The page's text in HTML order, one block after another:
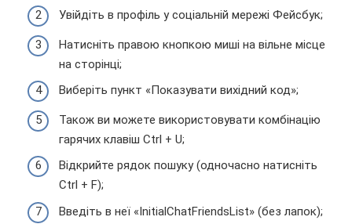
Увійдіть в профіль у соціальній мережі Фейсбук;
Натисніть правою кнопкою миші на вільне місце
на сторінці;
Виберіть пункт «Показувати вихідний код»;
Також ви можете використовувати комбінацію
гарячих клавіш Ctrl + U;
Відкрийте рядок пошуку (одночасно натисніть
Ctrl + F);
Введіть в неї «InitialChatFriendsList» (без лапок);